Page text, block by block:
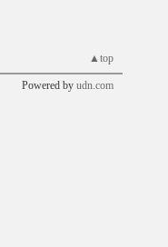
▲top
Powered by udn.com